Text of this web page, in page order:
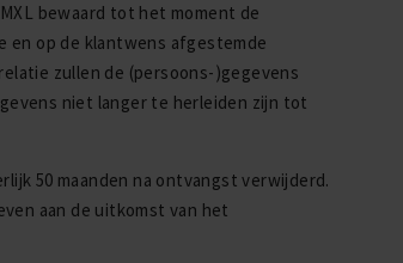
bewaard tot het moment de
en op de klantwens afgestemde
zullen de (persoons-)gegevens
niet langer te herleiden zijn tot
50 maanden na ontvangst verwijderd.
aan de uitkomst van het